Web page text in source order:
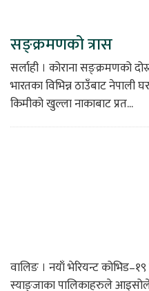
सङ्क्रमणको त्रास
सर्लाही । कोराना सङ्क्रमणको
भारतका विभिन्न ठाउँबाट नेपाली
किमीको खुल्ला नाकाबाट प्रत...
वालिङ । नयाँ भेरियन्ट
स्याङ्जाका पालिकाहरुले